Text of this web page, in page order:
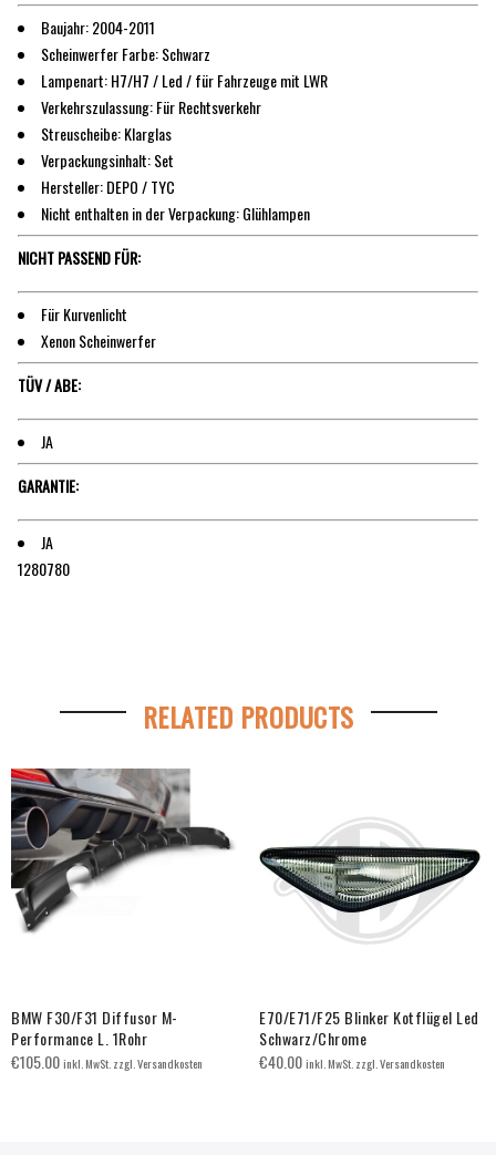
Baujahr: 2004-2011
Scheinwerfer Farbe: Schwarz
Lampenart: H7/H7 / Led / für Fahrzeuge mit LWR
Verkehrszulassung: Für Rechtsverkehr
Streuscheibe: Klarglas
Verpackungsinhalt: Set
Hersteller: DEPO / TYC
Nicht enthalten in der Verpackung: Glühlampen
NICHT PASSEND FÜR:
Für Kurvenlicht
Xenon Scheinwerfer
TÜV / ABE:
JA
GARANTIE:
JA
1280780
RELATED PRODUCTS
BMW F30/F31 Diffusor M-
Performance L. 1Rohr
€105.00inkl. MwSt. zzgl. Versandkosten
E70/E71/F25 Blinker Kotflügel Led
Schwarz/Chrome
€40.00inkl. MwSt. zzgl. Versandkosten